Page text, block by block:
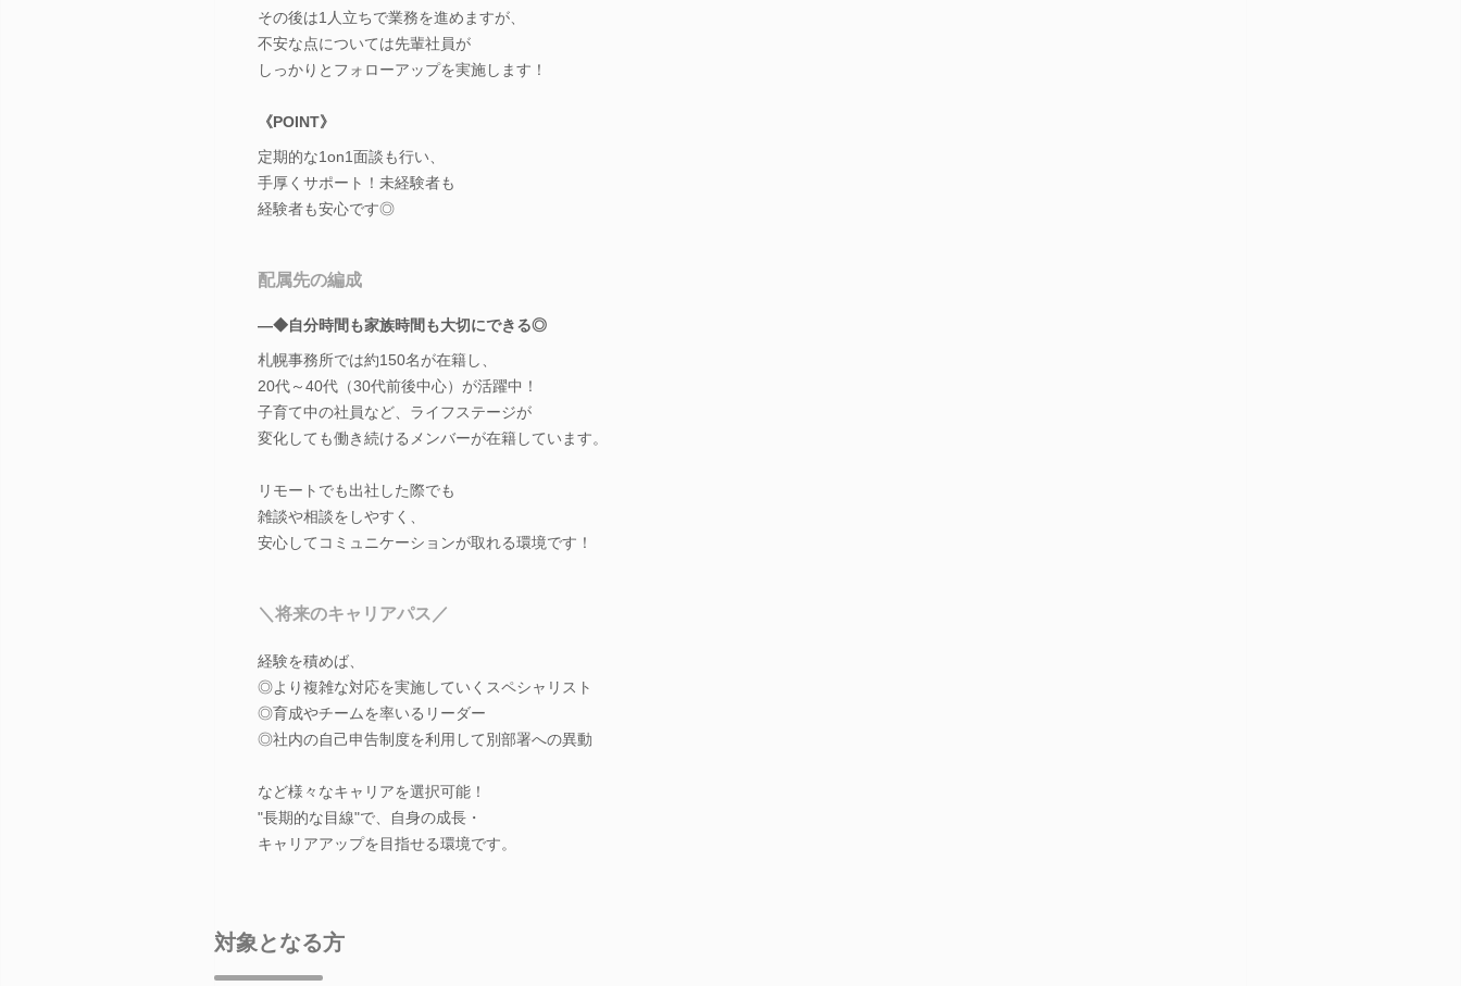
その後は1人立ちで業務を進めますが、
不安な点については先輩社員が
しっかりとフォローアップを実施します！
《POINT》
定期的な1on1面談も行い、
手厚くサポート！未経験者も
経験者も安心です◎
配属先の編成
―◆自分時間も家族時間も大切にできる◎
札幌事務所では約150名が在籍し、
20代～40代（30代前後中心）が活躍中！
子育て中の社員など、ライフステージが
変化しても働き続けるメンバーが在籍しています。
リモートでも出社した際でも
雑談や相談をしやすく、
安心してコミュニケーションが取れる環境です！
＼将来のキャリアパス／
経験を積めば、
◎より複雑な対応を実施していくスペシャリスト
◎育成やチームを率いるリーダー
◎社内の自己申告制度を利用して別部署への異動
など様々なキャリアを選択可能！
"長期的な目線"で、自身の成長・
キャリアアップを目指せる環境です。
対象となる方